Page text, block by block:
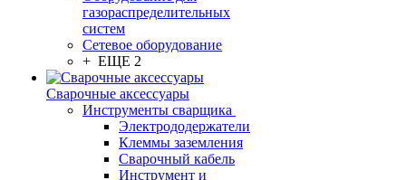
газораспределительных
систем
Сетевое оборудование
+ ЕЩЕ 2
Сварочные аксессуары
Инструменты сварщика
Электрододержатели
Клеммы заземления
Сварочный кабель
Инструмент и